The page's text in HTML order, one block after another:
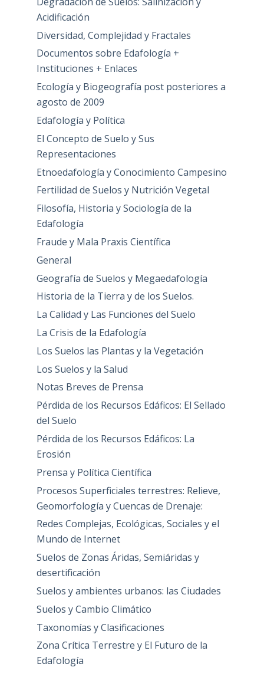
Acidificación
Diversidad, Complejidad y Fractales
Documentos sobre Edafología +
Instituciones + Enlaces
Ecología y Biogeografía post posteriores a
agosto de 2009
Edafología y Política
El Concepto de Suelo y Sus
Representaciones
Etnoedafología y Conocimiento Campesino
Fertilidad de Suelos y Nutrición Vegetal
Filosofía, Historia y Sociología de la
Edafología
Fraude y Mala Praxis Científica
General
Geografía de Suelos y Megaedafología
Historia de la Tierra y de los Suelos.
La Calidad y Las Funciones del Suelo
La Crisis de la Edafología
Los Suelos las Plantas y la Vegetación
Los Suelos y la Salud
Notas Breves de Prensa
Pérdida de los Recursos Edáficos: El Sellado
del Suelo
Pérdida de los Recursos Edáficos: La
Erosión
Prensa y Política Científica
Procesos Superficiales terrestres: Relieve,
Geomorfología y Cuencas de Drenaje:
Redes Complejas, Ecológicas, Sociales y el
Mundo de Internet
Suelos de Zonas Áridas, Semiáridas y
desertificación
Suelos y ambientes urbanos: las Ciudades
Suelos y Cambio Climático
Taxonomías y Clasificaciones
Zona Crítica Terrestre y El Futuro de la
Edafología